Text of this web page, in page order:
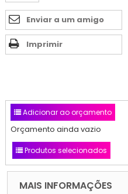
Enviar a um amigo
Imprimir
Adicionar ao orçamento
Orçamento ainda vazio
Produtos selecionados
MAIS INFORMAÇÕES